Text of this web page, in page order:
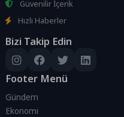
Güvenilir İçerik
Hızlı Haberler
Bizi Takip Edin
Footer Menü
Gündem
Ekonomi